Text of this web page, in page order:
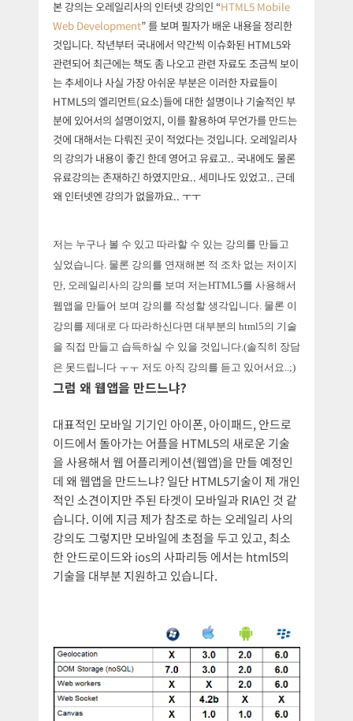
본 강의는 오레일리사의 인터넷 강의인 “HTML5 Mobile
Web Development” 를 보며 필자가 배운 내용을 정리한
것입니다. 작년부터 국내에서 약간씩 이슈화된 HTML5와
관련되어 최근에는 책도 좀 나오고 관련 자료도 조금씩 보이
는 추세이나 사실 가장 아쉬운 부분은 이러한 자료들이
HTML5의 엘리먼트(요소)들에 대한 설명이나 기술적인 부
분에 있어서의 설명이었지, 이를 활용하여 무언가를 만드는
것에 대해서는 다뤄진 곳이 적었다는 것입니다. 오레일리사
의 강의가 내용이 좋긴 한데 영어고 유료고.. 국내에도물론
유료강의는 존재하긴 하였지만요.. 세미나도 있었고.. 근데
왜 인터넷엔 강의가 없을까요.. ㅜㅜ
저는 누구나 볼 수 있고 따라할 수 있는 강의를 만들고
싶었습니다. 물론 강의를 연재해본 적 조차 없는 저이지
만, 오레일리사의 강의를 보며 저는HTML5를 사용해서
웹앱을 만들어 보며 강의를 작성할 생각입니다. 물론 이
강의를 제대로 다 따라하신다면 대부분의 html5의 기술
을 직접 만들고 습득하실 수 있을 것입니다.(솔직히 장담
은 못드립니다 ㅜㅜ 저도 아직 강의를 듣고 있어서요..;)
그럼 왜 웹앱을 만드느냐?
대표적인 모바일 기기인 아이폰, 아이패드, 안드로
이드에서 돌아가는 어플을 HTML5의 새로운 기술
을 사용해서 웹 어플리케이션(웹앱)을 만들 예정인
데 왜 웹앱을 만드느냐? 일단 HTML5기술이 제 개인
적인 소견이지만 주된 타겟이 모바일과 RIA인 것 같
습니다. 이에 지금 제가 참조로 하는 오레일리 사의
강의도 그렇지만 모바일에 초점을 두고 있고, 최소
한 안드로이드와 ios의 사파리등 에서는 html5의
기술을 대부분 지원하고 있습니다.